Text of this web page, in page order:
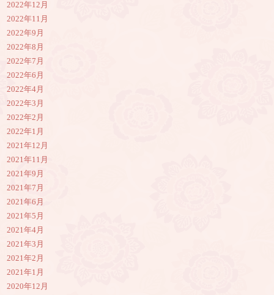
2022年12月
2022年11月
2022年9月
2022年8月
2022年7月
2022年6月
2022年4月
2022年3月
2022年2月
2022年1月
2021年12月
2021年11月
2021年9月
2021年7月
2021年6月
2021年5月
2021年4月
2021年3月
2021年2月
2021年1月
2020年12月